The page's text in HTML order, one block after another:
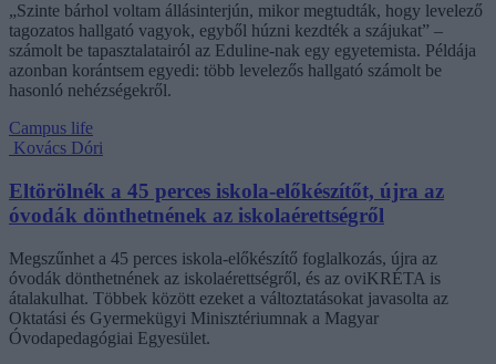
„Szinte bárhol voltam állásinterjún, mikor megtudták, hogy levelező
tagozatos hallgató vagyok, egyből húzni kezdték a szájukat” –
számolt be tapasztalatairól az Eduline-nak egy egyetemista. Példája
azonban korántsem egyedi: több levelezős hallgató számolt be
hasonló nehézségekről.
Campus life
Kovács Dóri
Eltörölnék a 45 perces iskola-előkészítőt, újra az
óvodák dönthetnének az iskolaérettségről
Megszűnhet a 45 perces iskola-előkészítő foglalkozás, újra az
óvodák dönthetnének az iskolaérettségről, és az oviKRÉTA is
átalakulhat. Többek között ezeket a változtatásokat javasolta az
Oktatási és Gyermekügyi Minisztériumnak a Magyar
Óvodapedagógiai Egyesület.